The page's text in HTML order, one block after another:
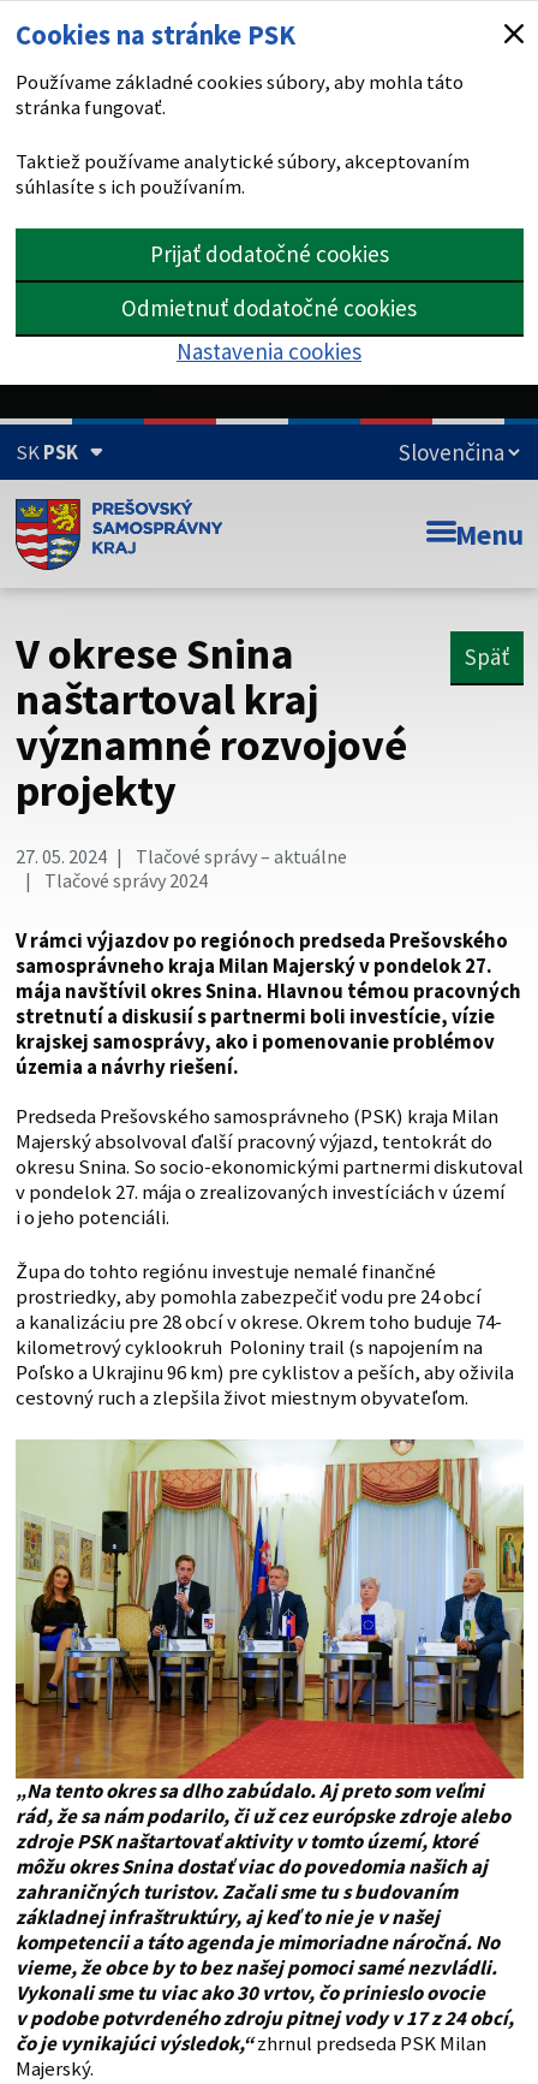
Cookies na stránke PSK
Používame základné cookies súbory, aby mohla táto
stránka fungovať.
Taktiež používame analytické súbory, akceptovaním
súhlasíte s ich používaním.
Prijať dodatočné cookies
Odmietnuť dodatočné cookies
Nastavenia cookies
SKPSK
Doména psk.sk je oficiálna
Toto je oficiálna webová stránka Prešovského
Táto stránka je zabezpečená
Buďte pozorní a vždy sa uistite, že zdieľate informácie iba
cez zabezpečenú webovú stránku. Zabezpečená stránka
vždy začína https:// pred názvom domény webového sídla.
Menu
V okrese Snina
naštartoval kraj
významné rozvojové
projekty
Späť
27. 05. 2024
Tlačové správy – aktuálne
Tlačové správy 2024
V rámci výjazdov po regiónoch predseda Prešovského
samosprávneho kraja Milan Majerský v pondelok 27.
mája navštívil okres Snina. Hlavnou témou pracovných
stretnutí a diskusií s partnermi boli investície, vízie
krajskej samosprávy, ako i pomenovanie problémov
územia a návrhy riešení.
Predseda Prešovského samosprávneho (PSK) kraja Milan
Majerský absolvoval ďalší pracovný výjazd, tentokrát do
okresu Snina. So socio-ekonomickými partnermi diskutoval
v pondelok 27. mája o zrealizovaných investíciách v území
i o jeho potenciáli.
Župa do tohto regiónu investuje nemalé finančné
prostriedky, aby pomohla zabezpečiť vodu pre 24 obcí
a kanalizáciu pre 28 obcí v okrese. Okrem toho buduje 74-
kilometrový cyklookruh Poloniny trail (s napojením na
Poľsko a Ukrajinu 96 km) pre cyklistov a peších, aby oživila
cestovný ruch a zlepšila život miestnym obyvateľom.
„Na tento okres sa dlho zabúdalo. Aj preto som veľmi
rád, že sa nám podarilo, či už cez európske zdroje alebo
zdroje PSK naštartovať aktivity v tomto území, ktoré
môžu okres Snina dostať viac do povedomia našich aj
zahraničných turistov. Začali sme tu s budovaním
základnej infraštruktúry, aj keď to nie je v našej
kompetencii a táto agenda je mimoriadne náročná. No
vieme, že obce by to bez našej pomoci samé nezvládli.
Vykonali sme tu viac ako 30 vrtov, čo prinieslo ovocie
v podobe potvrdeného zdroju pitnej vody v 17 z 24 obcí,
čo je vynikajúci výsledok,“zhrnul predseda PSK Milan
Majerský.